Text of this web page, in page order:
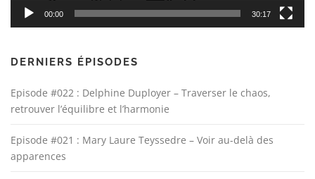
00:00 30:17
DERNIERS ÉPISODES
Episode #022 : Delphine Duployer – Traverser le chaos,
retrouver l’équilibre et l’harmonie
Episode #021 : Mary Laure Teyssedre – Voir au-delà des
apparences